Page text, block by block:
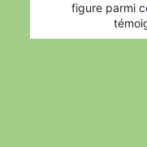
figure parmi